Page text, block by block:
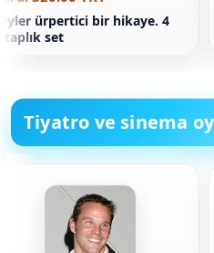
ürpertici bir hikaye. 4
set
Tiyatro ve sinema